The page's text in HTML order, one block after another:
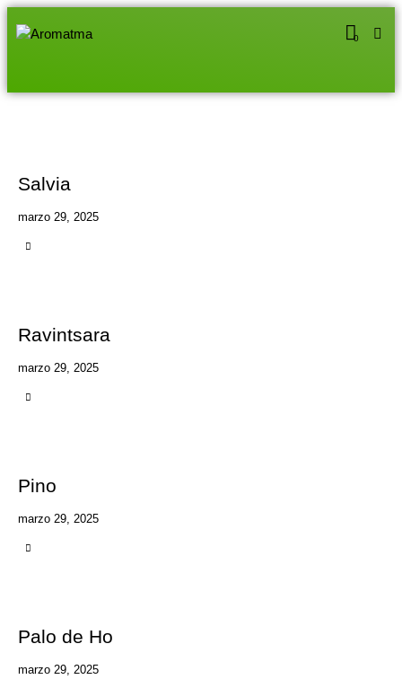
0
Salvia
marzo 29, 2025
Ravintsara
marzo 29, 2025
Pino
marzo 29, 2025
Palo de Ho
marzo 29, 2025